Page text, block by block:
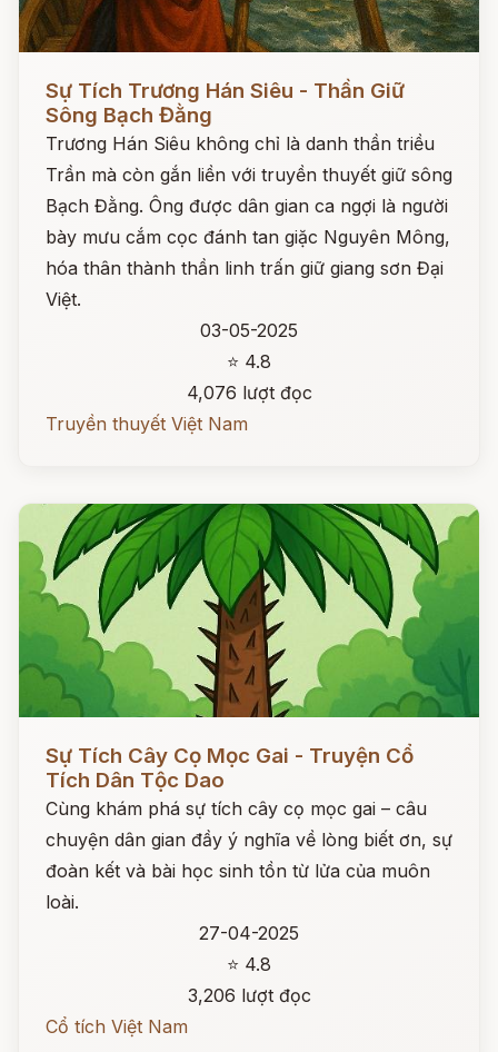
Sự Tích Trương Hán Siêu - Thần Giữ
Sông Bạch Đằng
Trương Hán Siêu không chỉ là danh thần triều
Trần mà còn gắn liền với truyền thuyết giữ sông
Bạch Đằng. Ông được dân gian ca ngợi là người
bày mưu cắm cọc đánh tan giặc Nguyên Mông,
hóa thân thành thần linh trấn giữ giang sơn Đại
Việt.
03-05-2025
⭐ 4.8
4,076 lượt đọc
Truyền thuyết Việt Nam
Sự Tích Cây Cọ Mọc Gai - Truyện Cổ
Tích Dân Tộc Dao
Cùng khám phá sự tích cây cọ mọc gai – câu
chuyện dân gian đầy ý nghĩa về lòng biết ơn, sự
đoàn kết và bài học sinh tồn từ lửa của muôn
loài.
27-04-2025
⭐ 4.8
3,206 lượt đọc
Cổ tích Việt Nam